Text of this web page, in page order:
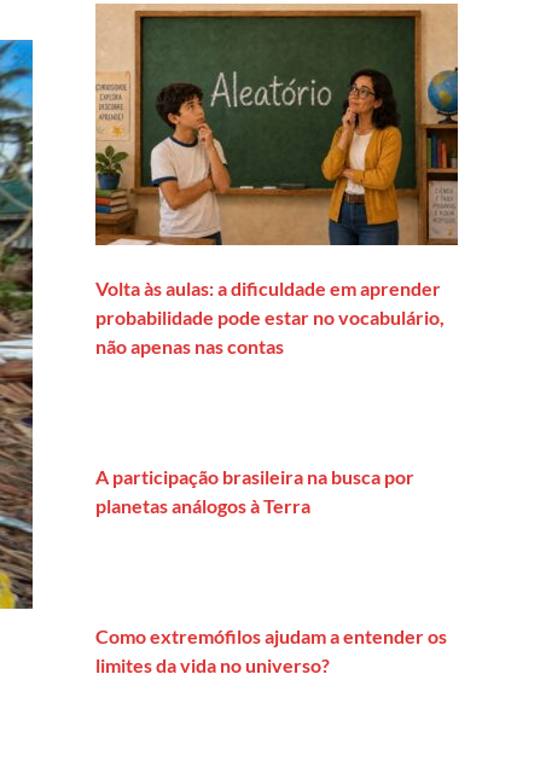
Volta às aulas: a dificuldade em aprender
probabilidade pode estar no vocabulário,
não apenas nas contas
A participação brasileira na busca por
planetas análogos à Terra
Como extremófilos ajudam a entender os
limites da vida no universo?